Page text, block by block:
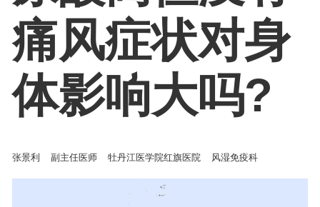
痛风症状对身
体影响大吗?
张景利 副主任医师 牡丹江医学院红旗医院 风湿免疫科